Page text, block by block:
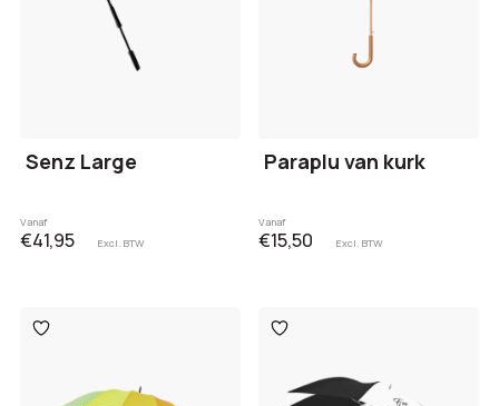
Senz Large
Vanaf
€41,95 Excl. BTW
Paraplu van kurk
Vanaf
€15,50 Excl. BTW
Toevoegen
aan
Toevoegen
aan